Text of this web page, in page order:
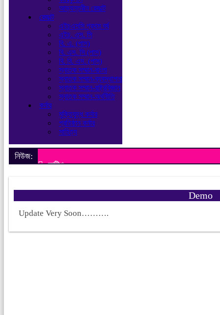
আভ্যন্তরীন রেজাল্ট
রেজাল্ট
এইচএসসি প্রথম বর্ষ
এইচ. এস. সি
বি. এ. (পাস)
বি. এস. সি (পাস)
বি. বি. এস. (পাস)
স্নাতক সম্মান-বাংলা
স্নাতক সম্মান-ব্যবস্থাপনা
স্নাতক সম্মান-রাষ্ট্রবিজ্ঞান
স্নাতক সম্মান-অর্থনীতি
কর্নার
মুক্তিযুদ্ধ কর্নার
প্রতিষ্ঠান কর্নার
সাহিত্য
নিউজ:
নোটিশ
Demo
Update Very Soon……….